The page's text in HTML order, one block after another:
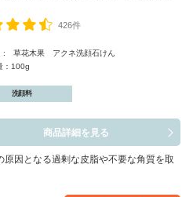
426件
草花木果 アクネ洗顔石けん
：100g
洗顔料
商品詳細を見る
因となる過剰な皮脂や不要な角質を取